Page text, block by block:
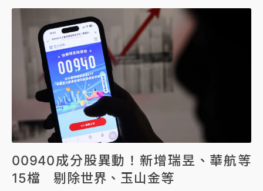
00940成分股異動！新增瑞昱、華航等
15檔 剔除世界、玉山金等